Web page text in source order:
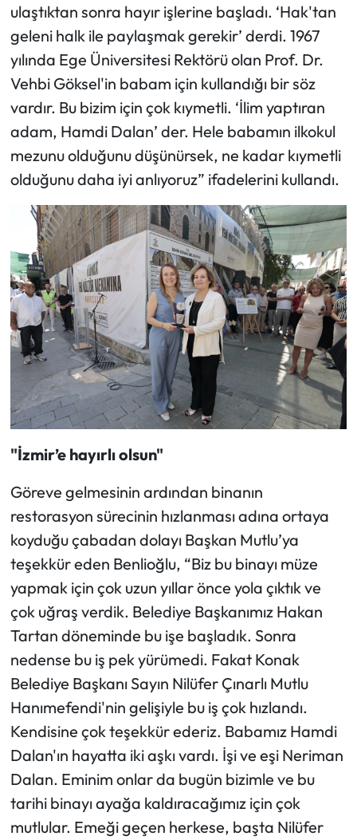
ulaştıktan sonra hayır işlerine başladı. ‘Hak'tan
geleni halk ile paylaşmak gerekir’ derdi. 1967
yılında Ege Üniversitesi Rektörü olan Prof. Dr.
Vehbi Göksel'in babam için kullandığı bir söz
vardır. Bu bizim için çok kıymetli. ‘İlim yaptıran
adam, Hamdi Dalan’ der. Hele babamın ilkokul
mezunu olduğunu düşünürsek, ne kadar kıymetli
olduğunu daha iyi anlıyoruz” ifadelerini kullandı.
"İzmir’e hayırlı olsun"
Göreve gelmesinin ardından binanın
restorasyon sürecinin hızlanması adına ortaya
koyduğu çabadan dolayı Başkan Mutlu’ya
teşekkür eden Benlioğlu, “Biz bu binayı müze
yapmak için çok uzun yıllar önce yola çıktık ve
çok uğraş verdik. Belediye Başkanımız Hakan
Tartan döneminde bu işe başladık. Sonra
nedense bu iş pek yürümedi. Fakat Konak
Belediye Başkanı Sayın Nilüfer Çınarlı Mutlu
Hanımefendi'nin gelişiyle bu iş çok hızlandı.
Kendisine çok teşekkür ederiz. Babamız Hamdi
Dalan'ın hayatta iki aşkı vardı. İşi ve eşi Neriman
Dalan. Eminim onlar da bugün bizimle ve bu
tarihi binayı ayağa kaldıracağımız için çok
mutlular. Emeği geçen herkese, başta Nilüfer